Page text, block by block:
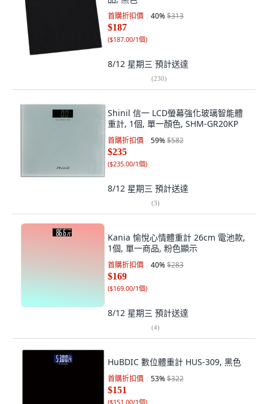
首購折扣價 40%$313
$187
($187.00/1個)
8/12 星期三 預計送達
(230)
Shinil 信一 LCD螢幕強化玻璃智能體
重計, 1個, 單一顏色, SHM-GR20KP
首購折扣價 59%$582
$235
($235.00/1個)
8/12 星期三 預計送達
(3)
Kania 愉悅心情體重計 26cm 電池款,
1個, 單一商品, 粉色顯示
首購折扣價 40%$283
$169
($169.00/1個)
8/12 星期三 預計送達
(4)
HuBDIC 數位體重計 HUS-309, 黑色
首購折扣價 53%$322
$151
($151.00/1個)